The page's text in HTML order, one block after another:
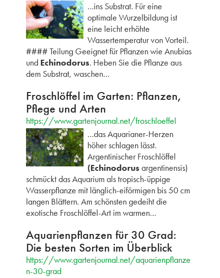
…ins Substrat. Für eine
optimale Wurzelbildung ist
eine leicht erhöhte
Wassertemperatur von Vorteil.
#### Teilung Geeignet für Pflanzen wie Anubias
und Echinodorus. Heben Sie die Pflanze aus
dem Substrat, waschen…
Froschlöffel im Garten: Pflanzen,
Pflege und Arten
https://www.gartenjournal.net/froschloeffel
…das Aquarianer-Herzen
höher schlagen lässt.
Argentinischer Froschlöffel
(Echinodorusargentinensis)
schmückt das Aquarium als tropisch-üppige
Wasserpflanze mit länglich-eiförmigen bis 50 cm
langen Blättern. Am schönsten gedeiht die
exotische Froschlöffel-Art im warmen…
Aquarienpflanzen für 30 Grad:
Die besten Sorten im Überblick
https://www.gartenjournal.net/aquarienpflanze
n-30-grad